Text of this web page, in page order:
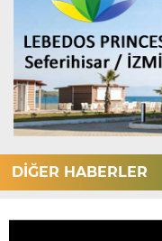
DİĞER HABERLER